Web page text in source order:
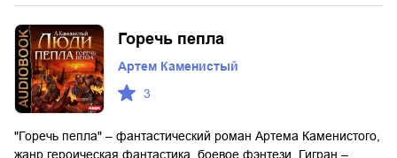
Горечь пепла
Артем Каменистый
3
"Горечь пепла" – фантастический роман Артема Каменистого,
жанр героическая фантастика, боевое фэнтези. Гигран –